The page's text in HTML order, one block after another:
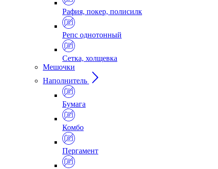
Рафия, покер, полисилк
Репс однотонный
Сетка, холщевка
Мешочки
Наполнитель
Бумага
Комбо
Пергамент